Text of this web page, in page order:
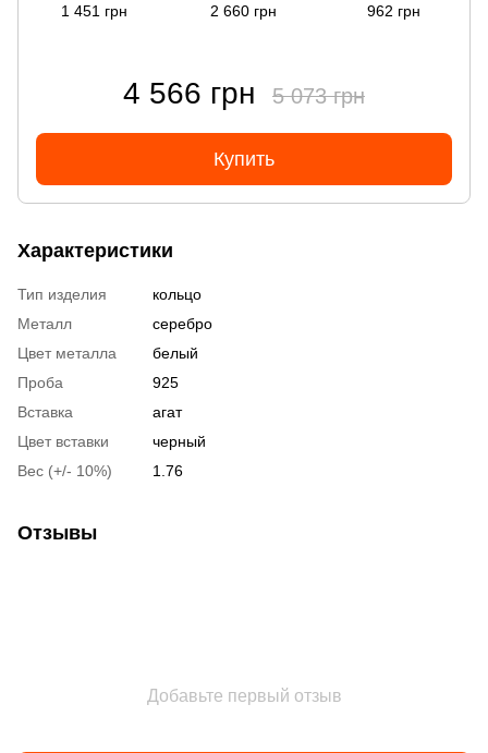
1 451 грн 2 660 грн 962 грн
4 566 грн 5 073 грн
Купить
Характеристики
Тип изделия
кольцо
Металл
серебро
Цвет металла
белый
Проба
925
Вставка
агат
Цвет вставки
черный
Вес (+/- 10%)
1.76
Отзывы
Добавьте первый отзыв